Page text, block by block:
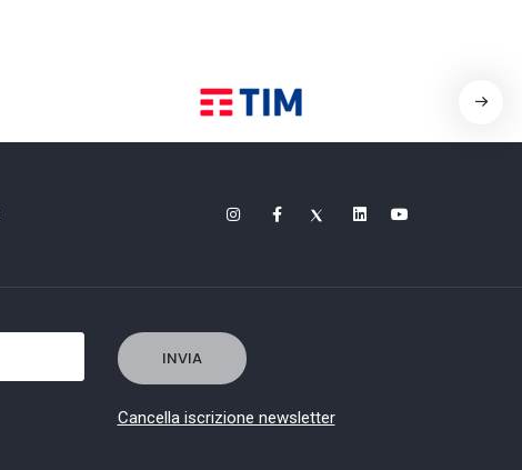
Cancella iscrizione newsletter